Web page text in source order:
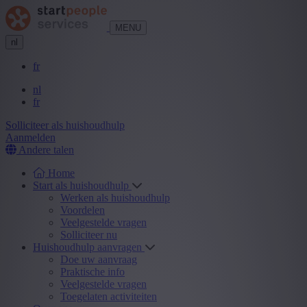
MENU
nl
fr
nl
fr
Solliciteer als huishoudhulp
Aanmelden
Andere talen
Home
Start als huishoudhulp
Werken als huishoudhulp
Voordelen
Veelgestelde vragen
Solliciteer nu
Huishoudhulp aanvragen
Doe uw aanvraag
Praktische info
Veelgestelde vragen
Toegelaten activiteiten